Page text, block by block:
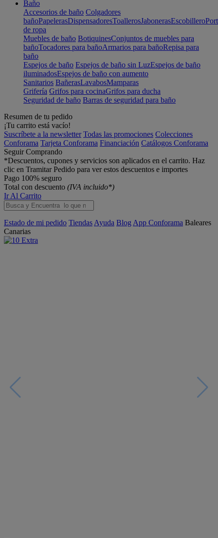
Baño
Accesorios de baño Colgadores
bañoPapelerasDispensadoresToallerosJabonerasEscobillero
de ropa
Muebles de baño BotiquinesConjuntos de muebles para
bañoTocadores para bañoArmarios para bañoRepisa para
baño
Espejos de baño Espejos de baño sin LuzEspejos de baño
iluminadosEspejos de baño con aumento
Sanitarios BañerasLavabosMamparas
Grifería Grifos para cocinaGrifos para ducha
Seguridad de baño Barras de seguridad para baño
Resumen de tu pedido
¡Tu carrito está vacío!
Suscríbete a la newsletter Todas las promociones Colecciones
Conforama Tarjeta Conforama Financiación Catálogos Conforama
Seguir Comprando
*Descuentos, cupones y servicios son aplicados en el carrito. Haz
clic en Tramitar Pedido para ver estos descuentos e importes
Pago 100% seguro
Total con descuento (IVA incluido*)
Ir Al Carrito
Estado de mi pedido Tiendas Ayuda Blog App Conforama Baleares
Canarias